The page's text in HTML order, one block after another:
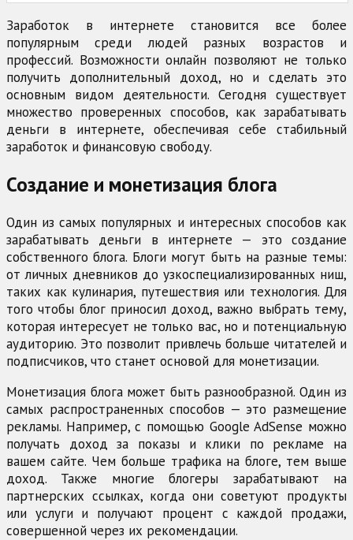
Заработок в интернете становится все более
популярным среди людей разных возрастов и
профессий. Возможности онлайн позволяют не только
получить дополнительный доход, но и сделать это
основным видом деятельности. Сегодня существует
множество проверенных способов, как зарабатывать
деньги в интернете, обеспечивая себе стабильный
заработок и финансовую свободу.
Создание и монетизация блога
Один из самых популярных и интересных способов как
зарабатывать деньги в интернете — это создание
собственного блога. Блоги могут быть на разные темы:
от личных дневников до узкоспециализированных ниш,
таких как кулинария, путешествия или технология. Для
того чтобы блог приносил доход, важно выбрать тему,
которая интересует не только вас, но и потенциальную
аудиторию. Это позволит привлечь больше читателей и
подписчиков, что станет основой для монетизации.
Монетизация блога может быть разнообразной. Один из
самых распространенных способов — это размещение
рекламы. Например, с помощью Google AdSense можно
получать доход за показы и клики по рекламе на
вашем сайте. Чем больше трафика на блоге, тем выше
доход. Также многие блогеры зарабатывают на
партнерских ссылках, когда они советуют продукты
или услуги и получают процент с каждой продажи,
совершенной через их рекомендации.